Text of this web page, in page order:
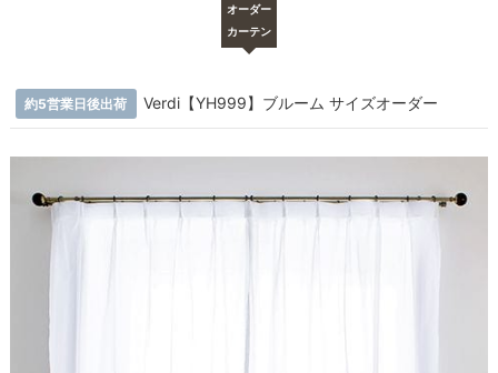
オーダー
カーテン
約5営業日後出荷 Verdi【YH999】ブルーム サイズオーダー